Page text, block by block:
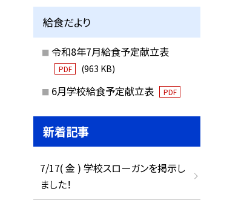
給食だより
令和8年7月給食予定献立表
PDF (963 KB)
6月学校給食予定献立表 PDF
新着記事
7/17( 金 ) 学校スローガンを掲示し
ました！